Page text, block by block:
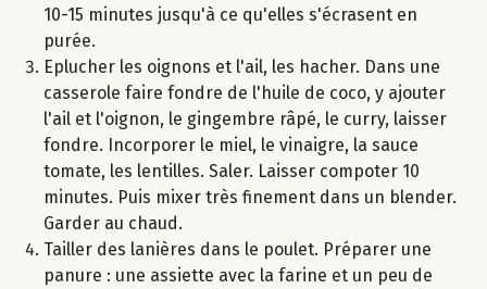
10-15 minutes jusqu'à ce qu'elles s'écrasent en
purée.
Eplucher les oignons et l'ail, les hacher. Dans une
casserole faire fondre de l'huile de coco, y ajouter
l'ail et l'oignon, le gingembre râpé, le curry, laisser
fondre. Incorporer le miel, le vinaigre, la sauce
tomate, les lentilles. Saler. Laisser compoter 10
minutes. Puis mixer très finement dans un blender.
Garder au chaud.
Tailler des lanières dans le poulet. Préparer une
panure : une assiette avec la farine et un peu de